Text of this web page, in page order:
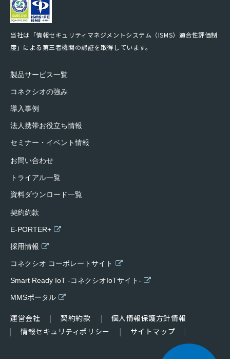
当社は「情報セキュリティマネジメントシステム（ISMS）適合性評価制
度」による第三者機関の認証を取得しています。
製品サービス一覧
コネクシオの強み
導入事例
法人携帯お役立ち情報
セミナー・イベント情報
お問い合わせ
トライアル一覧
資料ダウンロード一覧
契約約款
E-PORTER+
採用情報
コネクシオ コーポレートサイト
Smart Ready IoT -コネクシオIoTサイト-
MMSポータル
運営会社 契約約款
個人情報保護方針情報
情報セキュリティポリシー
サイトマップ